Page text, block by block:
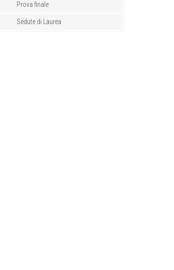
Prova finale
Sedute di Laurea